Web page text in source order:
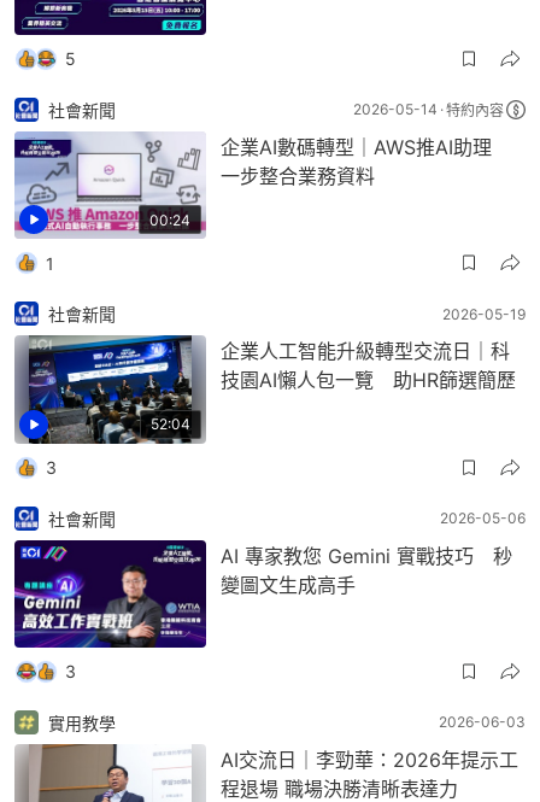
5
00:24
社會新聞 2026-05-14 特約內容
企業AI數碼轉型｜AWS推AI助理
一步整合業務資料
1
52:04
社會新聞 2026-05-19
企業人工智能升級轉型交流日｜科
技園AI懶人包一覽 助HR篩選簡歷
3
社會新聞 2026-05-06
AI 專家教您 Gemini 實戰技巧 秒
變圖文生成高手
3
實用教學 2026-06-03
AI交流日｜李勁華：2026年提示工
程退場 職場決勝清晰表達力